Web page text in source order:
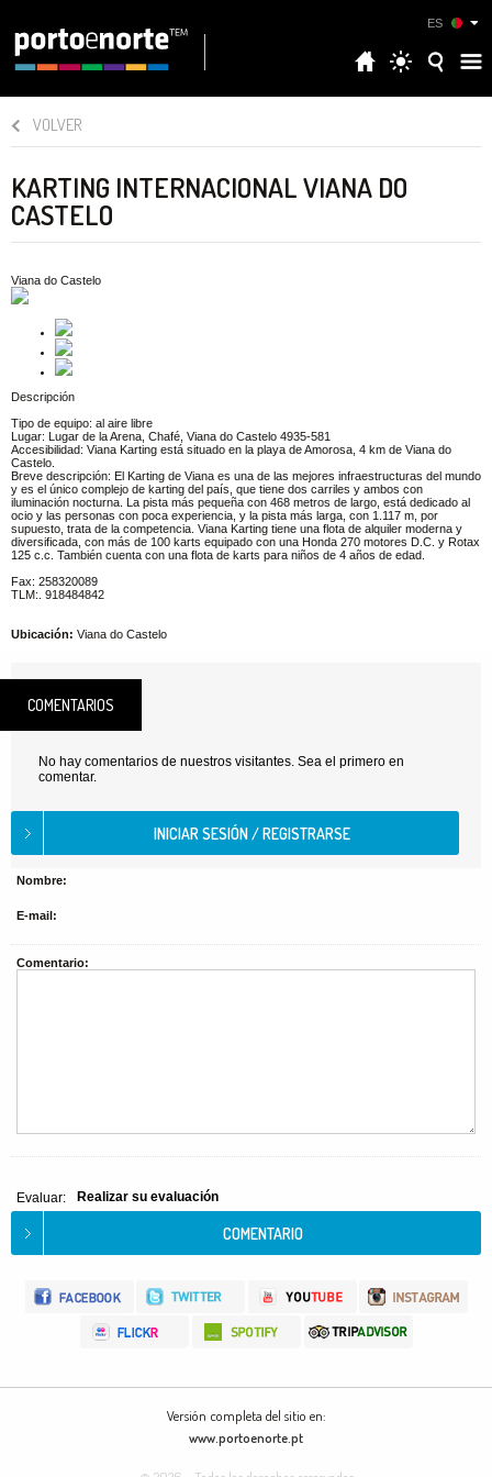
ES
VOLVER
KARTING INTERNACIONAL VIANA DO
CASTELO
Viana do Castelo
Descripción
Tipo de equipo: al aire libre
Lugar: Lugar de la Arena, Chafé, Viana do Castelo 4935-581
Accesibilidad: Viana Karting está situado en la playa de Amorosa, 4 km de Viana do
Castelo.
Breve descripción: El Karting de Viana es una de las mejores infraestructuras del mundo
y es el único complejo de karting del país, que tiene dos carriles y ambos con
iluminación nocturna. La pista más pequeña con 468 metros de largo, está dedicado al
ocio y las personas con poca experiencia, y la pista más larga, con 1.117 m, por
supuesto, trata de la competencia. Viana Karting tiene una flota de alquiler moderna y
diversificada, con más de 100 karts equipado con una Honda 270 motores D.C. y Rotax
125 c.c. También cuenta con una flota de karts para niños de 4 años de edad.
Fax: 258320089
TLM:. 918484842
Ubicación: Viana do Castelo
COMENTARIOS
No hay comentarios de nuestros visitantes. Sea el primero en
comentar.
Nombre:
E-mail:
Comentario:
Evaluar: Realizar su evaluación
Versión completa del sitio en:
www.portoenorte.pt